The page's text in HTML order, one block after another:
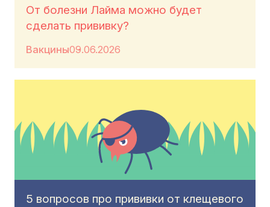
От болезни Лайма можно будет
сделать прививку?
Вакцины09.06.2026
5 вопросов про прививки от клещевого